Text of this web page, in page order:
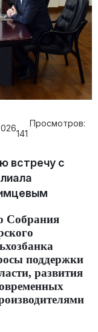
Просмотров:
141
встречу с
Собрания
поддержки
развития